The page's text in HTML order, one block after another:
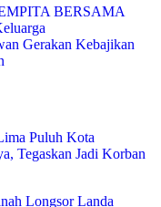
BERSAMA
Gerakan Kebajikan
Puluh Kota
Tegaskan Jadi Korban
Longsor Landa